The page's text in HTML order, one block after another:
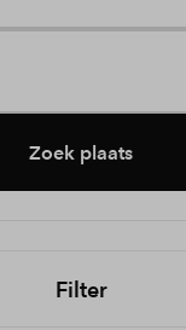
Zoek plaats
Filter